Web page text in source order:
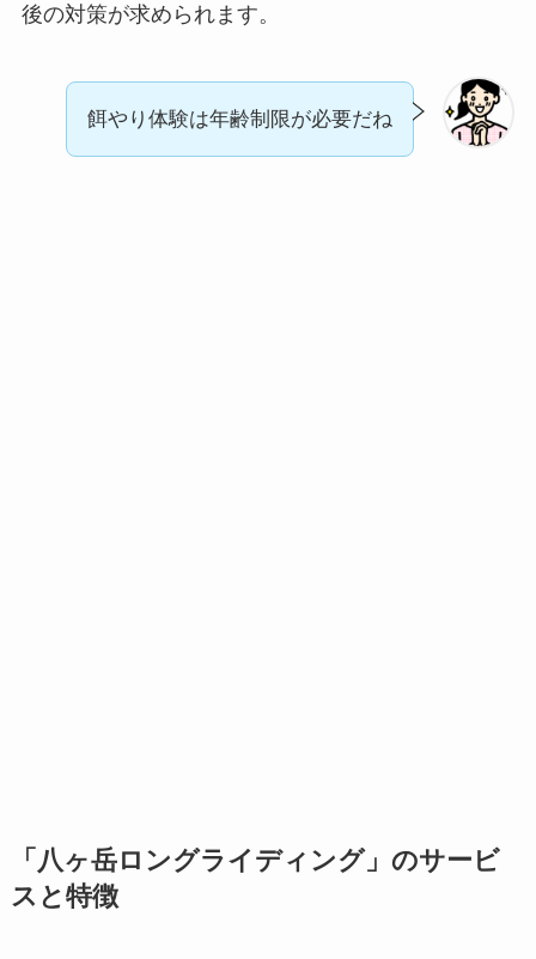
後の対策が求められます。
餌やり体験は年齢制限が必要だね
「八ヶ岳ロングライディング」のサービ
スと特徴